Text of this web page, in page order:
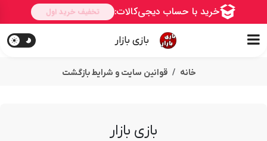
بازی بازار
خانه قوانین سایت و شرایط بازگشت
بازی بازار